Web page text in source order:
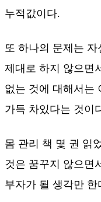
누적값이다.
또 하나의 문제는
제대로 하지 않으면
없는 것에 대해서는
가득 차있다는 것이
몸 관리 책 몇 권 읽
것은 꿈꾸지 않으면
부자가 될 생각만 한